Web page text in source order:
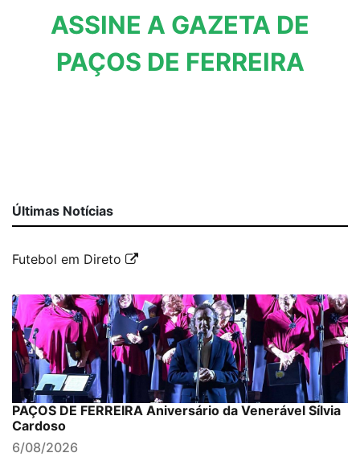
ASSINE A GAZETA DE
PAÇOS DE FERREIRA
Últimas Notícias
Futebol em Direto
PAÇOS DE FERREIRA Aniversário da Venerável Sílvia
Cardoso
6/08/2026